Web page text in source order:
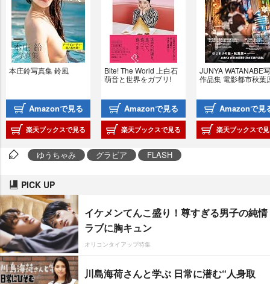
本庄鈴写真集 鈴風
Amazonで見る
楽天ブックスで見る
Bite! The World 上白石
萌音と世界をガブリ!
Amazonで見る
楽天ブックスで見る
JUNYA WATANABE
作品集 電影都市秋葉
Amazonで見
楽天ブックスで
ゆうちゃみ グラビア FLASH
PICK UP
イケメンてんこ盛り！尊すぎる男子の純情
ラブに胸キュン
オリコンタイアップ特集
川島海荷さんと学ぶ 日常に潜む“人身取